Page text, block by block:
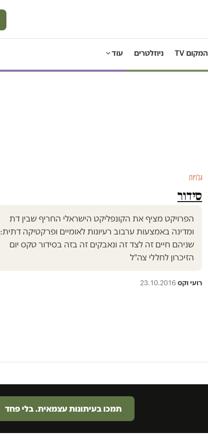
המקום TV ניוזלטרים עוד
גלריות
סידור
הפרויקט מציף את הקונפליקט הישראלי החריף שבין דת
ומדינה באמצעות ערבוב רעיונות לאומיים ופרקטיקה דתית:
שניהם חיים זה לצד זה ונאבקים זה בזה בסידור טקס יום
הזיכרון לחללי צה"ל
רועי וקס·
23.10.2016
תמכו בעיתונות עצמאית. בלי פחד